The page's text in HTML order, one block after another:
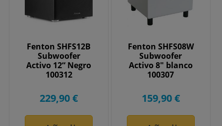
Fenton SHFS12B
Subwoofer
Activo 12“ Negro
100312
229,90 €
Fenton SHFS08W
Subwoofer
Activo 8" blanco
100307
159,90 €